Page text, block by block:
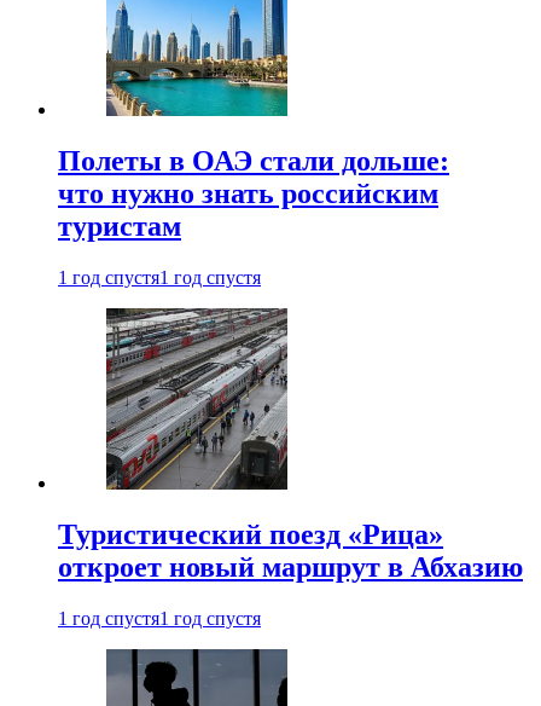
Полеты в ОАЭ стали дольше:
что нужно знать российским
туристам
1 год спустя1 год спустя
Туристический поезд «Рица»
откроет новый маршрут в Абхазию
1 год спустя1 год спустя